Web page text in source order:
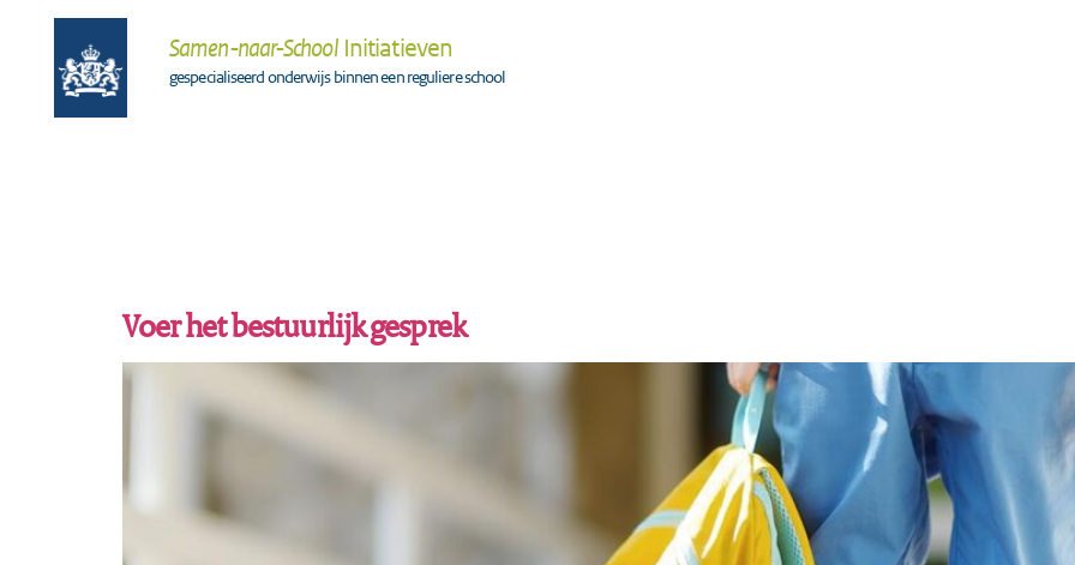
Samen-naar-SchoolInitiatieven
gespecialiseerd onderwijs binnen een reguliere school
Voer het bestuurlijk gesprek